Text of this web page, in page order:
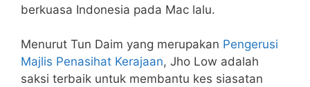
berkuasa Indonesia pada Mac lalu.
Menurut Tun Daim yang merupakan Pengerusi
Majlis Penasihat Kerajaan, Jho Low adalah
saksi terbaik untuk membantu kes siasatan